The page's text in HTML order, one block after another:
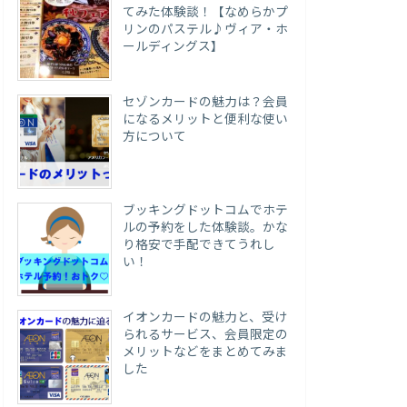
てみた体験談！【なめらかプ
リンのパステル♪ヴィア・ホ
ールディングス】
セゾンカードの魅力は？会員
になるメリットと便利な使い
方について
ブッキングドットコムでホテ
ルの予約をした体験談。かな
り格安で手配できてうれし
い！
イオンカードの魅力と、受け
られるサービス、会員限定の
メリットなどをまとめてみま
した